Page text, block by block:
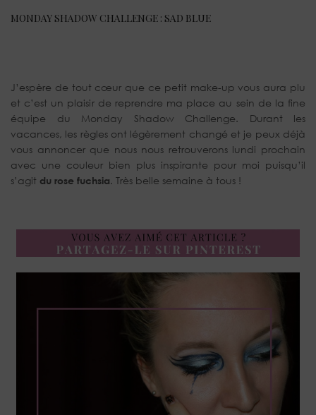
MONDAY SHADOW CHALLENGE : SAD BLUE
J’espère de tout cœur que ce petit make-up vous aura plu
et c’est un plaisir de reprendre ma place au sein de la fine
équipe du Monday Shadow Challenge. Durant les
vacances, les règles ont légèrement changé et je peux déjà
vous annoncer que nous nous retrouverons lundi prochain
avec une couleur bien plus inspirante pour moi puisqu’il
s’agit du rose fuchsia. Très belle semaine à tous !